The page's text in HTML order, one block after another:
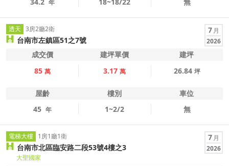
年
透天 3房2廳2衛
台南市左鎮區51之7號
7 月
2026
成交價 建坪單價
建坪
85 萬 3.17 萬 26.84 坪
屋齡 樓別
車位
45 年 1~2/2 無
電梯大樓 1房1廳1衛
台南市北區臨安路二段53號4樓之3
大聖國家
7 月
2026